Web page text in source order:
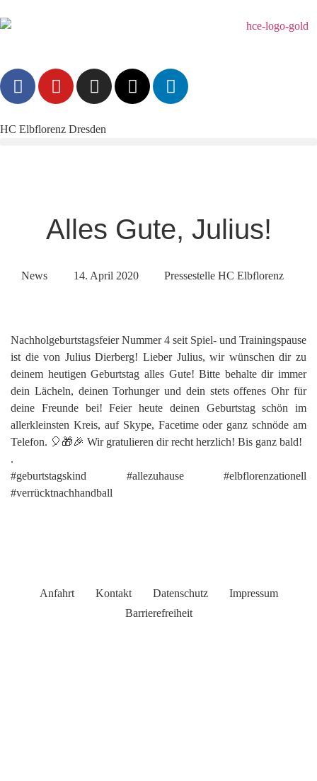
HC Elbflorenz Dresden
Alles Gute, Julius!
News 14. April 2020 Pressestelle HC Elbflorenz
Nachholgeburtstagsfeier Nummer 4 seit Spiel- und Trainingspause
ist die von Julius Dierberg! Lieber Julius, wir wünschen dir zu
deinem heutigen Geburtstag alles Gute! Bitte behalte dir immer
dein Lächeln, deinen Torhunger und dein stets offenes Ohr für
deine Freunde bei! Feier heute deinen Geburtstag schön im
allerkleinsten Kreis, auf Skype, Facetime oder ganz schnöde am
Telefon. 🎈🎁🎉 Wir gratulieren dir recht herzlich! Bis ganz bald!
.
#geburtstagskind #allezuhause #elbflorenzationell
#verrücktnachhandball
Anfahrt Kontakt Datenschutz
Impressum
Barrierefreiheit